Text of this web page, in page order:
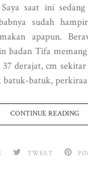
saat ini
sudah
apapun.
badan Tifa
37 derajat, cm
batuk-batuk,
CONTINUE READING
TWEET PIN